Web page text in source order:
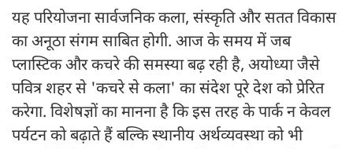
यह परियोजना सार्वजनिक कला, संस्कृति और सतत विकास
का अनूठा संगम साबित होगी. आज के समय में जब
प्लास्टिक और कचरे की समस्या बढ़ रही है, अयोध्या जैसे
पवित्र शहर से 'कचरे से कला' का संदेश पूरे देश को प्रेरित
करेगा. विशेषज्ञों का मानना है कि इस तरह के पार्क न केवल
पर्यटन को बढ़ाते हैं बल्कि स्थानीय अर्थव्यवस्था को भी